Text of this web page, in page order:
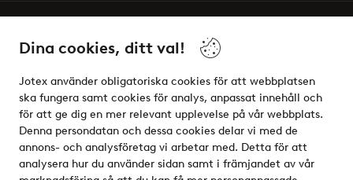
Dina cookies, ditt val!
Jotex använder obligatoriska cookies för att webbplatsen
ska fungera samt cookies för analys, anpassat innehåll och
för att ge dig en mer relevant upplevelse på vår webbplats.
Denna persondatan och dessa cookies delar vi med de
annons- och analysföretag vi arbetar med. Detta för att
analysera hur du använder sidan samt i främjandet av vår
Säkra betalningar - Betala direkt eller dela upp
Vill du veta mer om våra betalalternativ?
elpy